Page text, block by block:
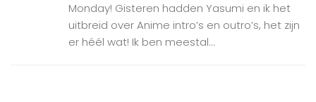
Monday! Gisteren hadden Yasumi en ik het
uitbreid over Anime intro’s en outro’s, het zijn
er héél wat! Ik ben meestal...